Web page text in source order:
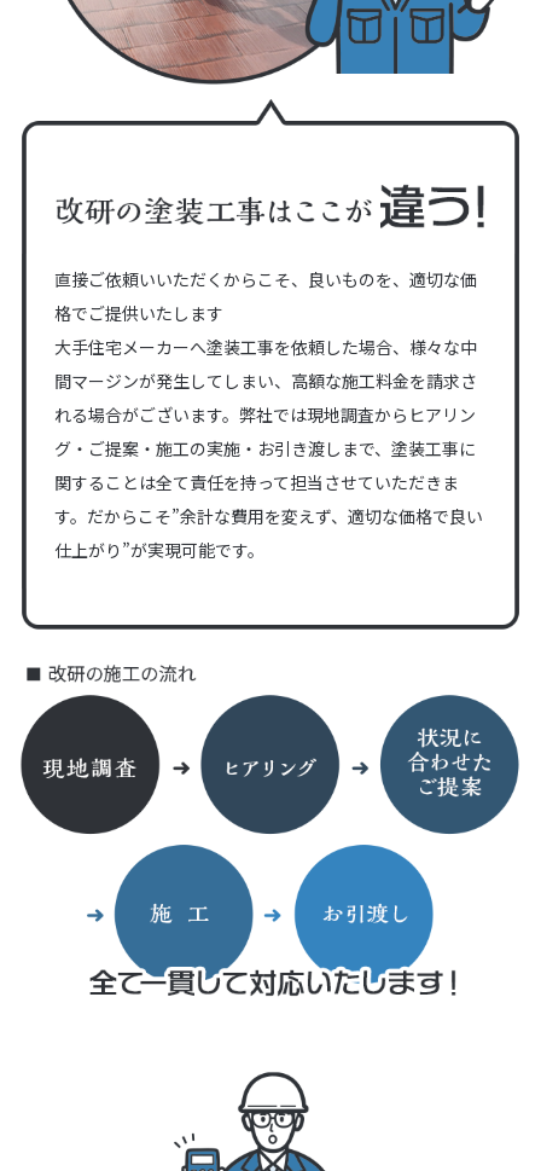
直接ご依頼いいただくからこそ、良いものを、適切な価
格でご提供いたします
大手住宅メーカーへ塗装工事を依頼した場合、様々な中
間マージンが発生してしまい、高額な施工料金を請求さ
れる場合がございます。弊社では現地調査からヒアリン
グ・ご提案・施工の実施・お引き渡しまで、塗装工事に
関することは全て責任を持って担当させていただきま
す。だからこそ”余計な費用を変えず、適切な価格で良い
仕上がり”が実現可能です。